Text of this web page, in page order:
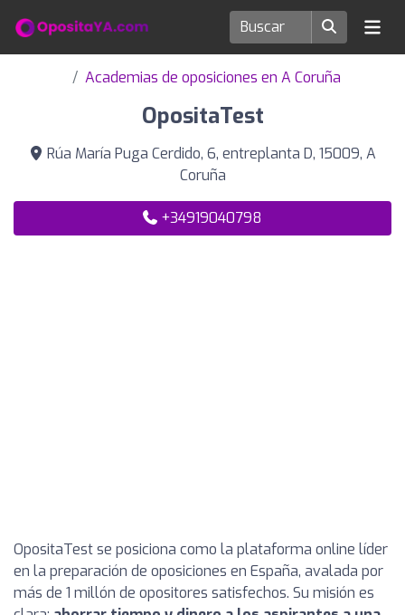
Academias de oposiciones en A Coruña
OpositaTest
Rúa María Puga Cerdido, 6, entreplanta D, 15009, A
Coruña
+34919040798
OpositaTest se posiciona como la plataforma online líder
en la preparación de oposiciones en España, avalada por
más de 1 millón de opositores satisfechos. Su misión es